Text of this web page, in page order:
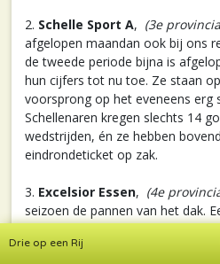
Drie op een Rij
2. Schelle Sport A, (3e
afgelopen maandan ook bij ons
de tweede periode bijna is
hun cijfers tot nu toe. Ze staan
voorsprong op het eveneens erg
Schellenaren kregen slechts 14
wedstrijden, én ze hebben
eindrondeticket op zak.
3. Excelsior Essen, (4e
seizoen de pannen van het dak.
derde provinciale zit er
een eindrondeticket. Hun cijfers